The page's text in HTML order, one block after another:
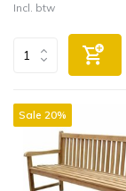
Incl. btw
Sale 20%